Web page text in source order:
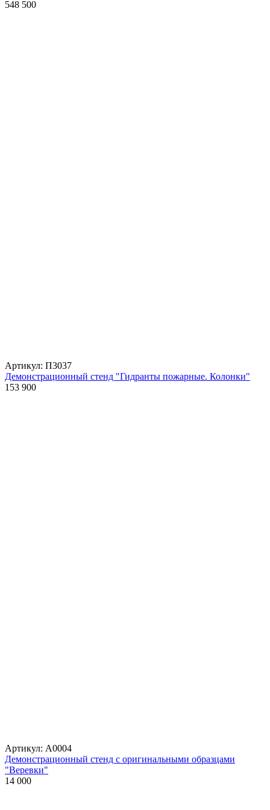
548 500
Артикул: П3037
Демонстрационный стенд "Гидранты пожарные. Колонки"
153 900
Артикул: А0004
Демонстрационный стенд с оригинальными образцами
"Веревки"
14 000